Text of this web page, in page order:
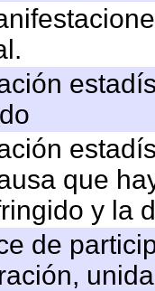
que
y la
de